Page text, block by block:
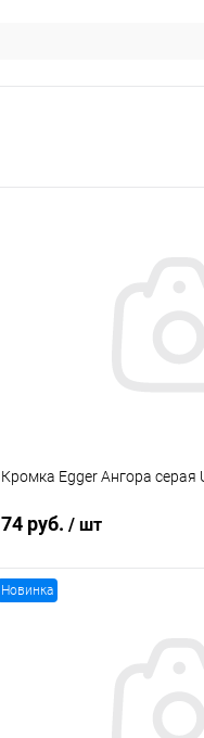
Кромка Egger Ангора
74 руб. / шт
Новинка